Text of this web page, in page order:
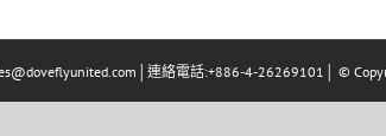
連絡電話:+886-4-26269101│ ©